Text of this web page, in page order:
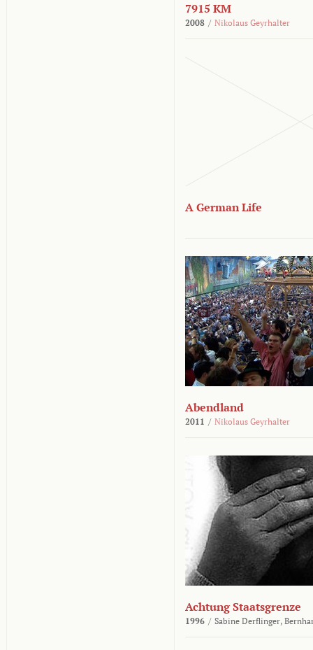
7915 KM
2008 / Nikolaus Geyrhalter
A German Life
Abendland
2011 / Nikolaus Geyrhalter
Achtung Staatsgrenze
1996 / Sabine Derflinger,